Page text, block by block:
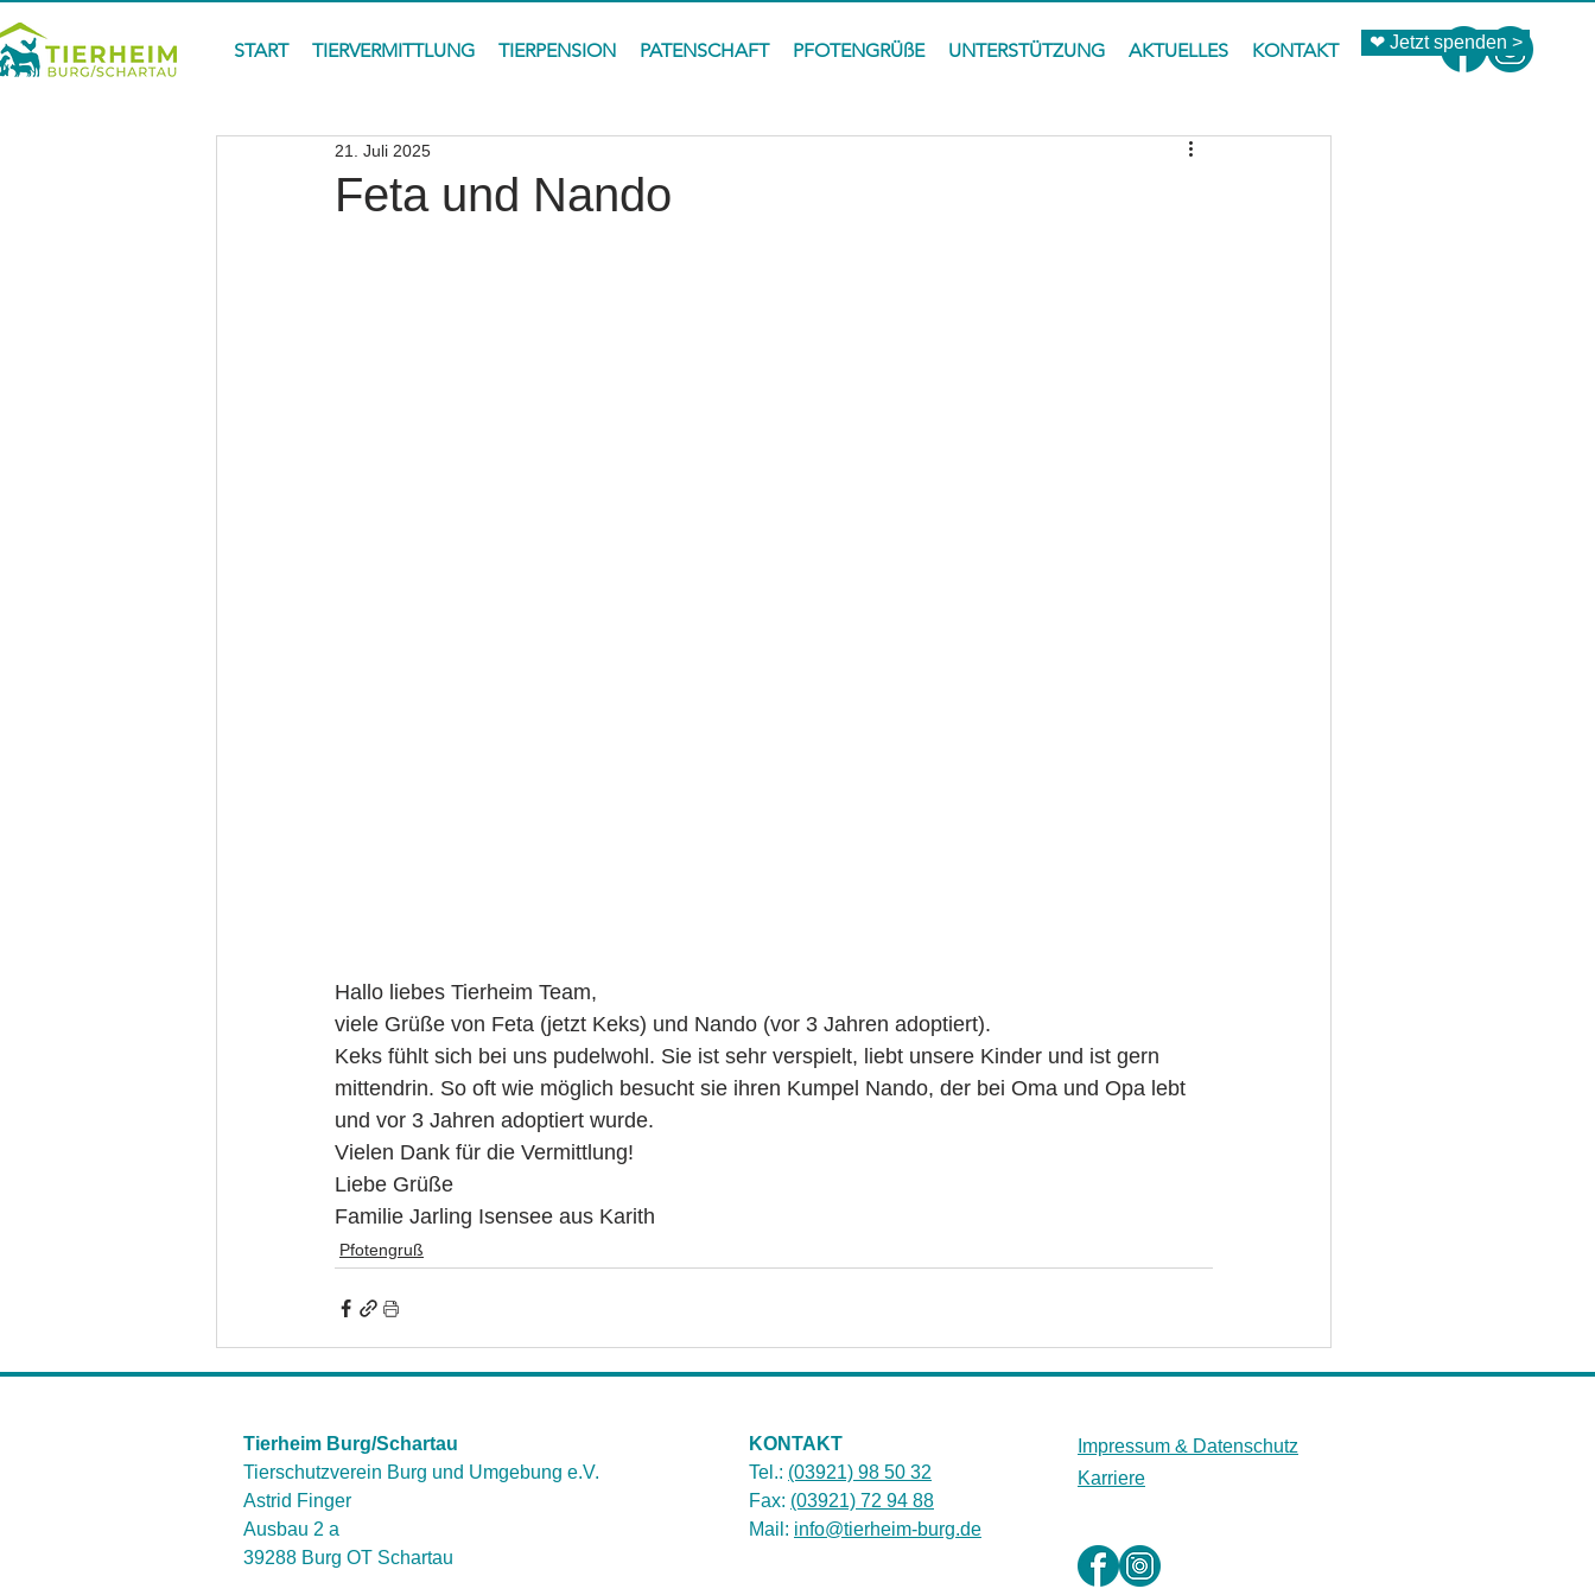
START TIERVERMITTLUNG TIERPENSION PATENSCHAFT PFOTENGRÜßE UNTERSTÜTZUNG AKTUELLES KONTAKT ❤ Jetzt spenden >
Feta und Nando
21. Juli 2025
Hallo liebes Tierheim Team,
viele Grüße von Feta (jetzt Keks) und Nando (vor 3 Jahren adoptiert).
Keks fühlt sich bei uns pudelwohl. Sie ist sehr verspielt, liebt unsere Kinder und ist gern
mittendrin. So oft wie möglich besucht sie ihren Kumpel Nando, der bei Oma und Opa lebt
und vor 3 Jahren adoptiert wurde.
Vielen Dank für die Vermittlung!
Liebe Grüße
Familie Jarling Isensee aus Karith
Pfotengruß
Tierheim Burg/Schartau
Tierschutzverein Burg und Umgebung e.V.
Astrid Finger
Ausbau 2 a
39288 Burg OT Schartau
KONTAKT
Tel.: (03921) 98 50 32
Fax: (03921) 72 94 88
Mail: info@tierheim-burg.de
Impressum & Datenschutz
Karriere